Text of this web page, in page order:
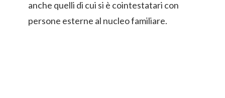
anche quelli di cui si è cointestatari con
persone esterne al nucleo familiare.